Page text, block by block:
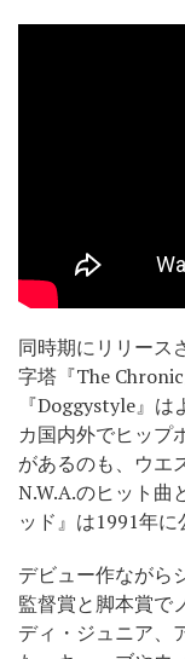
同時期にリリース
字塔『The
『Doggystyle』
カ国内外でヒップ
があるのも、ウエ
N.W.A.のヒット曲
ッド』は1991年に
デビュー作ながら
監督賞と脚本賞で
ディ・ジュニア、